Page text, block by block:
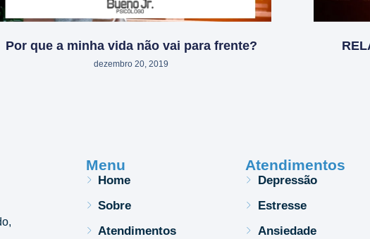
Por que a minha vida não vai para frente?
dezembro 20, 2019
Menu
Home
Sobre
Atendimentos
Atendimentos
Depressão
Estresse
Ansiedade